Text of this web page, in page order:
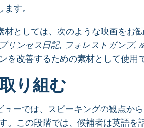
ます。
材としては、次のような映画をお
プリンセス日記, フォレストガンプ,
改善するための素材として使用
り組む
ーでは、スピーキングの観点か
。この段階では、候補者は英語を